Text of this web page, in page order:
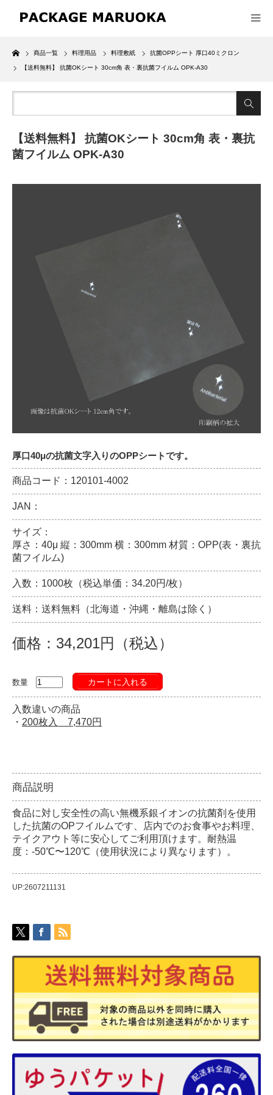
Home
商品一覧 料理用品 料理敷紙 抗菌OPPシート 厚口40ミクロン
【送料無料】 抗菌OKシート 30cm角 表・裏抗菌フイルム OPK-A30
【送料無料】 抗菌OKシート 30cm角 表・裏抗
菌フイルム OPK-A30
厚口40μの抗菌文字入りのOPPシートです。
商品コード：120101-4002
JAN：
サイズ：
厚さ：40μ 縦：300mm 横：300mm 材質：OPP(表・裏抗
菌フイルム)
入数：1000枚（税込単価：34.20円/枚）
送料：送料無料（北海道・沖縄・離島は除く）
価格：34,201円（税込）
数量 カートに入れる
入数違いの商品
・ 200枚入 7,470円
商品説明
食品に対し安全性の高い無機系銀イオンの抗菌剤を使用
した抗菌のOPフイルムです、店内でのお食事やお料理、
テイクアウト等に安心してご利用頂けます。耐熱温
度：-50℃〜120℃（使用状況により異なります）。
UP:2607211131